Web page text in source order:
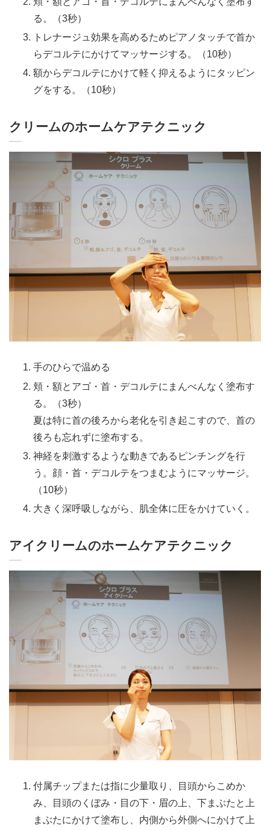
る。（3秒）
トレナージュ効果を高めるためピアノタッチで首か
らデコルテにかけてマッサージする。（10秒）
額からデコルテにかけて軽く抑えるようにタッピン
グをする。（10秒）
クリームのホームケアテクニック
手のひらで温める
頬・額とアゴ・首・デコルテにまんべんなく塗布す
る。（3秒）
夏は特に首の後ろから老化を引き起こすので、首の
後ろも忘れずに塗布する。
神経を刺激するような動きであるピンチングを行
う。顔・首・デコルテをつまむようにマッサージ。
（10秒）
大きく深呼吸しながら、肌全体に圧をかけていく。
アイクリームのホームケアテクニック
付属チップまたは指に少量取り、目頭からこめか
み、目頭のくぼみ・目の下・眉の上、下まぶたと上
まぶたにかけて塗布し、内側から外側へにかけて上